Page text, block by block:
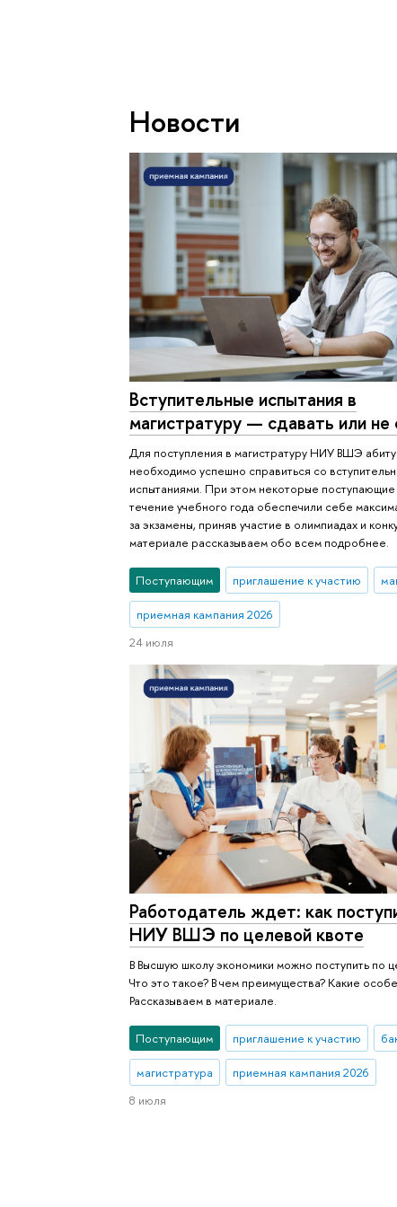
Новости
Вступительные испытания в
магистратуру — сдавать или не
Для поступления в магистратуру НИУ ВШЭ
необходимо успешно справиться со
испытаниями. При этом некоторые
течение учебного года обеспечили себе
за экзамены, приняв участие в олимпиадах и
материале рассказываем обо всем подробнее.
Поступающим приглашение к участию
приемная кампания 2026
24 июля
Работодатель ждет: как
НИУ ВШЭ по целевой квоте
В Высшую школу экономики можно поступить по
Что это такое? В чем преимущества? Какие
Рассказываем в материале.
Поступающим приглашение к участию
магистратура
приемная кампания 2026
8 июля